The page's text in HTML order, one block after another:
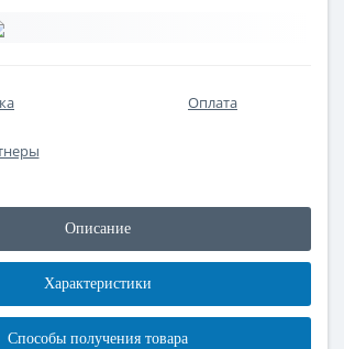
Оплата
Описание
Характеристики
Способы получения товара